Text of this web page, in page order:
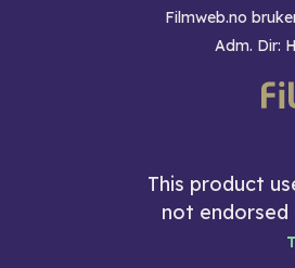
Filmweb.no
Adm. Dir:
This product
not endorsed